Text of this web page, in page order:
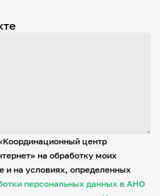
центр
на обработку моих
и на условиях, определенных
персональных данных в АНО